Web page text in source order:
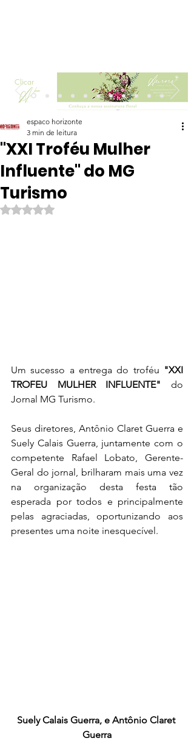
Clicar
"XXI Troféu Mulher
Influente" do MG
Turismo
espaco horizonte
3 min de leitura
Avaliado com NaN de 5 estrelas.
Um sucesso a entrega do troféu "XXI
TROFEU MULHER INFLUENTE" do
Jornal MG Turismo.
Seus diretores, Antônio Claret Guerra e
Suely Calais Guerra, juntamente com o
competente Rafael Lobato, Gerente-
Geral do jornal, brilharam mais uma vez
na organização desta festa tão
esperada por todos e principalmente
pelas agraciadas, oportunizando aos
presentes uma noite inesquecível.
Suely Calais Guerra, e Antônio Claret
Guerra